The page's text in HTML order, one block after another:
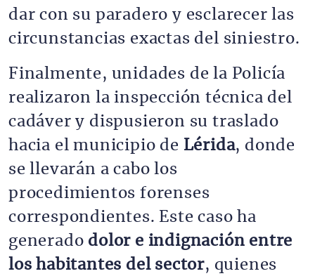
dar con su paradero y esclarecer las
circunstancias exactas del siniestro.
Finalmente, unidades de la Policía
realizaron la inspección técnica del
cadáver y dispusieron su traslado
hacia el municipio de Lérida, donde
se llevarán a cabo los
procedimientos forenses
correspondientes. Este caso ha
generado dolor e indignación entre
los habitantes del sector, quienes